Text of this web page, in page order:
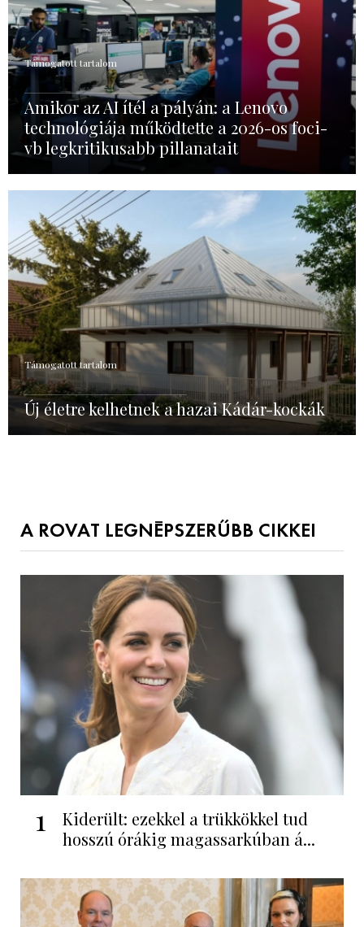
Támogatott tartalom
Amikor az AI ítél a pályán: a Lenovo
technológiája működtette a 2026-os foci-
vb legkritikusabb pillanatait
Támogatott tartalom
Új életre kelhetnek a hazai Kádár-kockák
A ROVAT LEGNÉPSZERŰBB CIKKEI
1
Kiderült: ezekkel a trükkökkel tud
hosszú órákig magassarkúban á...